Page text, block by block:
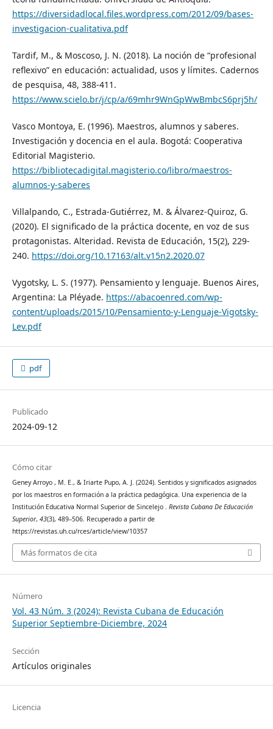
https://diversidadlocal.files.wordpress.com/2012/09/bases-
investigacion-cualitativa.pdf
Tardif, M., & Moscoso, J. N. (2018). La noción de “profesional
reflexivo” en educación: actualidad, usos y límites. Cadernos
de pesquisa, 48, 388-411.
https://www.scielo.br/j/cp/a/69mhr9WnGpWwBmbcS6prj5h/
Vasco Montoya, E. (1996). Maestros, alumnos y saberes.
Investigación y docencia en el aula. Bogotá: Cooperativa
Editorial Magisterio.
https://bibliotecadigital.magisterio.co/libro/maestros-
alumnos-y-saberes
Villalpando, C., Estrada-Gutiérrez, M. & Álvarez-Quiroz, G.
(2020). El significado de la práctica docente, en voz de sus
protagonistas. Alteridad. Revista de Educación, 15(2), 229-
240. https://doi.org/10.17163/alt.v15n2.2020.07
Vygotsky, L. S. (1977). Pensamiento y lenguaje. Buenos Aires,
Argentina: La Pléyade. https://abacoenred.com/wp-
content/uploads/2015/10/Pensamiento-y-Lenguaje-Vigotsky-
Lev.pdf
pdf
Publicado
2024-09-12
Cómo citar
Geney Arroyo , M. E., & Iriarte Pupo, A. J. (2024). Sentidos y significados asignados
por los maestros en formación a la práctica pedagógica. Una experiencia de la
Institución Educativa Normal Superior de Sincelejo . Revista Cubana De Educación
Superior, 43(3), 489–506. Recuperado a partir de
https://revistas.uh.cu/rces/article/view/10357
Más formatos de cita
Número
Vol. 43 Núm. 3 (2024): Revista Cubana de Educación
Superior Septiembre-Diciembre, 2024
Sección
Artículos originales
Licencia